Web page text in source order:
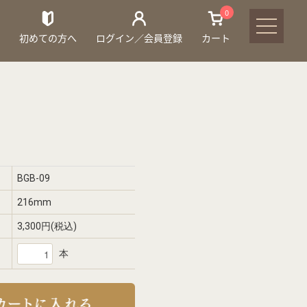
初めての方へ ログイン／会員登録
0
カート
BGB-09
216mm
3,300円(税込)
本